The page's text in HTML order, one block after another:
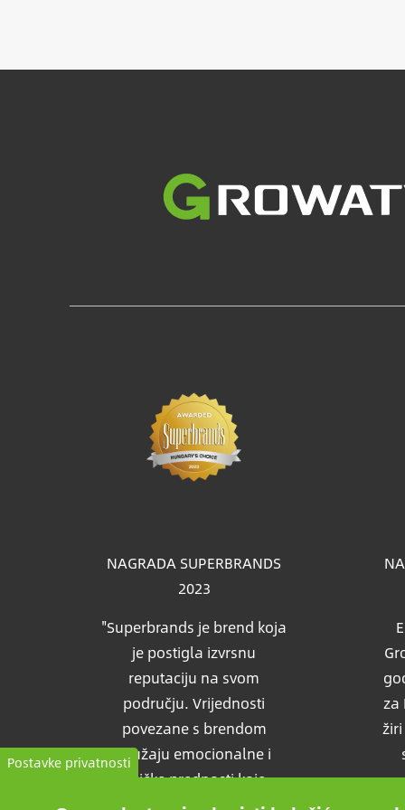
NAGRADA SUPERBRANDS
2023
"Superbrands je brend koja
je postigla izvrsnu
reputaciju na svom
području. Vrijednosti
povezane s brendom
pružaju emocionalne i
fizičke prednosti koje
pružaju očekivane podrške
za
Postavke privatnosti